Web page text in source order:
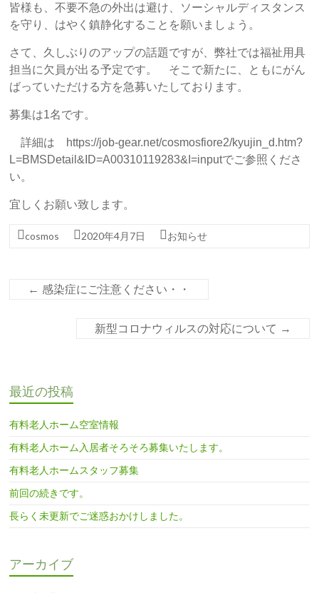
皆様も、不要不急の外出は避け、ソーシャルディスタンス
を守り、はやく鎮静化することを願いましょう。
さて、久しぶりのアップの話題ですが、弊社では福祉用具
担当に欠員が出る予定です。 そこで新たに、ともにがん
ばっていただける方を急募いたしております。
募集は1名です。
詳細は https://job-gear.net/cosmosfiore2/kyujin_d.htm?
L=BMSDetail&ID=A00310119283&I=inputでご参照くださ
い。
宜しくお願い致します。
cosmos 2020年4月7日 お知らせ
← 感染症にご注意ください・・
新型コロナウィルスの対応について →
最近の投稿
有料老人ホーム空室情報
有料老人ホーム入居者そろそろ募集いたします。
有料老人ホームスタッフ募集
前回の続きです。
長らく未更新でご迷惑おかけしました。
アーカイブ